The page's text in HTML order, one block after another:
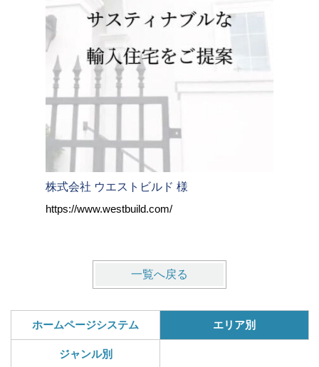
株式会社 ウエストビルド 様
https://www.westbuild.com/
一覧へ戻る
ホームページシステム エリア別
ジャンル別